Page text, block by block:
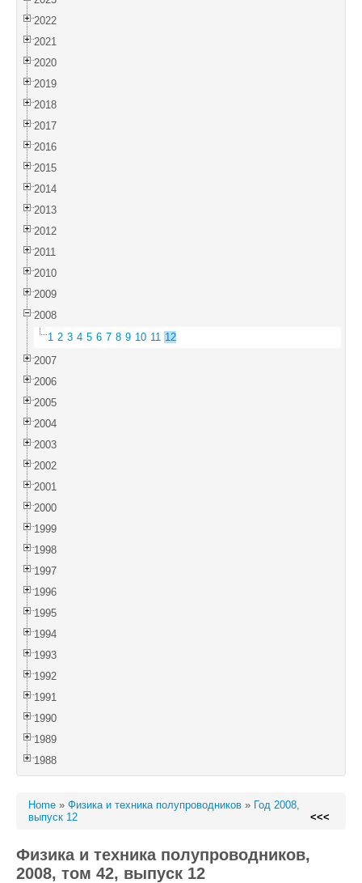
2022
2021
2020
2019
2018
2017
2016
2015
2014
2013
2012
2011
2010
2009
2008
1 2 3 4 5 6 7 8 9 10 11 12
2007
2006
2005
2004
2003
2002
2001
2000
1999
1998
1997
1996
1995
1994
1993
1992
1991
1990
1989
1988
Home » Физика и техника полупроводников » Год 2008,
выпуск 12
<<<
Физика и техника полупроводников,
2008, том 42, выпуск 12